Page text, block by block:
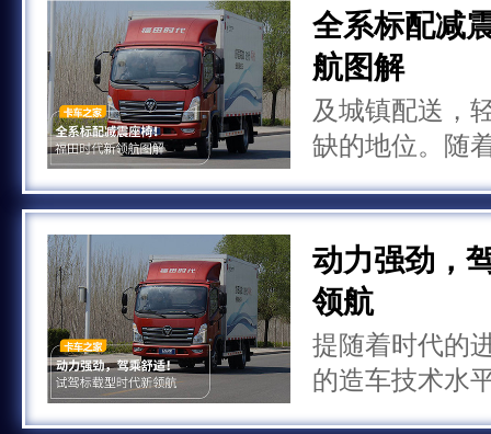
来看看新领航
人之处
全系标配减
航图解
及城镇配送，
缺的地位。随
性和可靠性的
计理念也在不
就是其中之一
动力强劲，
领航
提随着时代的
的造车技术水
时，用户对于